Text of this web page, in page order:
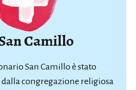
Camillo
San Camillo è stato
dalla congregazione religiosa